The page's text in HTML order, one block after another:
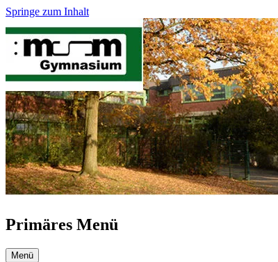
Springe zum Inhalt
Maria-Sibylla-Merian-Gymnasium Krefeld
Webseite des MSM
Primäres Menü
Menü